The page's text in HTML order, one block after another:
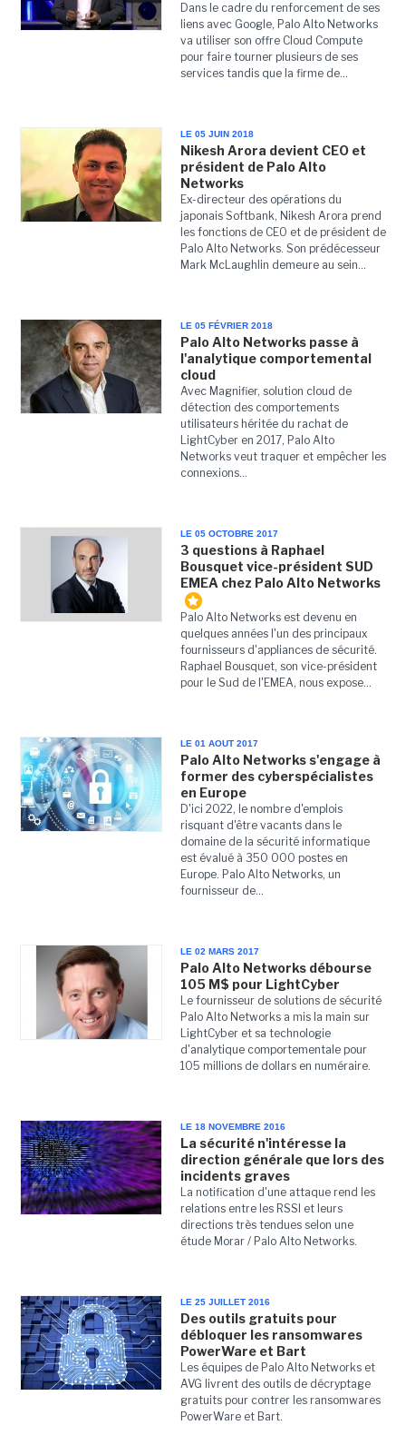
Dans le cadre du renforcement de ses
liens avec Google, Palo Alto Networks
va utiliser son offre Cloud Compute
pour faire tourner plusieurs de ses
services tandis que la firme de...
LE 05 JUIN 2018
Nikesh Arora devient CEO et
président de Palo Alto
Networks
Ex-directeur des opérations du
japonais Softbank, Nikesh Arora prend
les fonctions de CEO et de président de
Palo Alto Networks. Son prédécesseur
Mark McLaughlin demeure au sein...
LE 05 FÉVRIER 2018
Palo Alto Networks passe à
l'analytique comportemental
cloud
Avec Magnifier, solution cloud de
détection des comportements
utilisateurs héritée du rachat de
LightCyber en 2017, Palo Alto
Networks veut traquer et empêcher les
connexions...
LE 05 OCTOBRE 2017
3 questions à Raphael
Bousquet vice-président SUD
EMEA chez Palo Alto Networks
Palo Alto Networks est devenu en
quelques années l'un des principaux
fournisseurs d'appliances de sécurité.
Raphael Bousquet, son vice-président
pour le Sud de l'EMEA, nous expose...
LE 01 AOUT 2017
Palo Alto Networks s'engage à
former des cyberspécialistes
en Europe
D'ici 2022, le nombre d'emplois
risquant d'être vacants dans le
domaine de la sécurité informatique
est évalué à 350 000 postes en
Europe. Palo Alto Networks, un
fournisseur de...
LE 02 MARS 2017
Palo Alto Networks débourse
105 M$ pour LightCyber
Le fournisseur de solutions de sécurité
Palo Alto Networks a mis la main sur
LightCyber et sa technologie
d'analytique comportementale pour
105 millions de dollars en numéraire.
LE 18 NOVEMBRE 2016
La sécurité n'intéresse la
direction générale que lors des
incidents graves
La notification d'une attaque rend les
relations entre les RSSI et leurs
directions très tendues selon une
étude Morar / Palo Alto Networks.
LE 25 JUILLET 2016
Des outils gratuits pour
débloquer les ransomwares
PowerWare et Bart
Les équipes de Palo Alto Networks et
AVG livrent des outils de décryptage
gratuits pour contrer les ransomwares
PowerWare et Bart.